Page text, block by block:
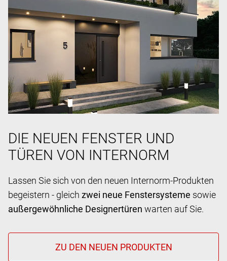
DIE NEUEN FENSTER UND
TÜREN VON INTERNORM
Lassen Sie sich von den neuen Internorm-Produkten
begeistern - gleich zwei neue Fenstersysteme sowie
außergewöhnliche Designertüren warten auf Sie.